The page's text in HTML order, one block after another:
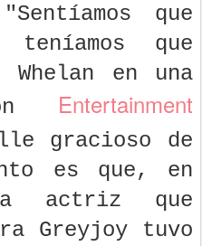
que
que
en una
Entertainment
gracioso de
es que, en
actriz que
Greyjoy tuvo